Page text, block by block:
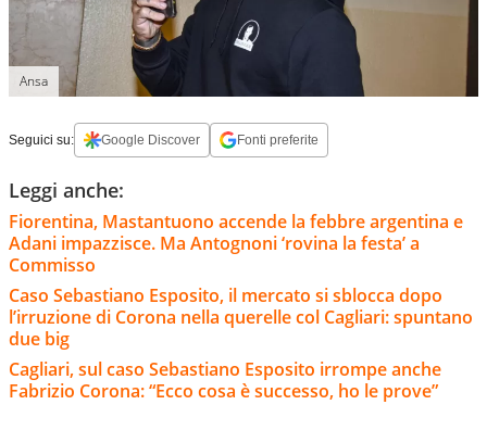
Ansa
Seguici su: Google Discover Fonti preferite
Leggi anche:
Fiorentina, Mastantuono accende la febbre argentina e
Adani impazzisce. Ma Antognoni ‘rovina la festa’ a
Commisso
Caso Sebastiano Esposito, il mercato si sblocca dopo
l’irruzione di Corona nella querelle col Cagliari: spuntano
due big
Cagliari, sul caso Sebastiano Esposito irrompe anche
Fabrizio Corona: “Ecco cosa è successo, ho le prove”